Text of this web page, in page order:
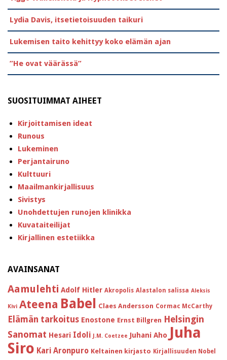
Lydia Davis, itsetietoisuuden taikuri
Lukemisen taito kehittyy koko elämän ajan
”He ovat väärässä”
SUOSITUIMMAT AIHEET
Kirjoittamisen ideat
Runous
Lukeminen
Perjantairuno
Kulttuuri
Maailmankirjallisuus
Sivistys
Unohdettujen runojen klinikka
Kuvataiteilijat
Kirjallinen estetiikka
AVAINSANAT
Aamulehti Adolf Hitler Akropolis Alastalon salissa Aleksis
Kivi Ateena Babel Claes Andersson Cormac McCarthy
Elämän tarkoitus Enostone Ernst Billgren Helsingin
Sanomat Hesari Idoli J.M. Coetzee Juhani Aho Juha
Siro Kari Aronpuro Keltainen kirjasto Kirjallisuuden Nobel